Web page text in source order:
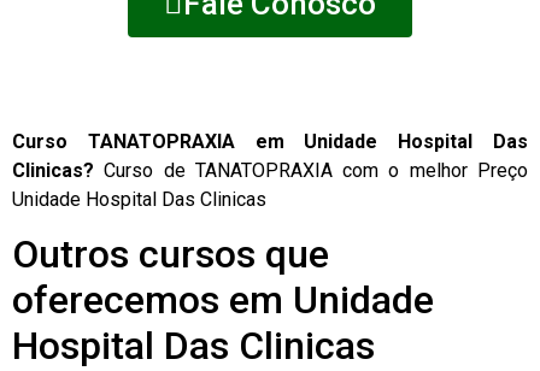
Curso TANATOPRAXIA em Unidade Hospital Das
Clinicas?Curso de TANATOPRAXIA com o melhor Preço
Unidade Hospital Das Clinicas
Outros cursos que
oferecemos em Unidade
Hospital Das Clinicas